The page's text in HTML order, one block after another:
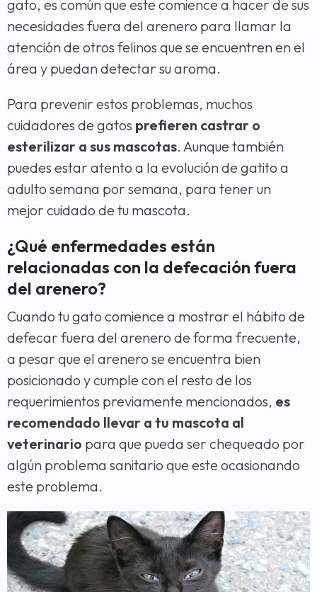
gato, es común que este comience a hacer de sus
necesidades fuera del arenero para llamar la
atención de otros felinos que se encuentren en el
área y puedan detectar su aroma.
Para prevenir estos problemas, muchos
cuidadores de gatos prefieren castrar o
esterilizar a sus mascotas. Aunque también
puedes estar atento a la evolución de gatito a
adulto semana por semana, para tener un
mejor cuidado de tu mascota.
¿Qué enfermedades están
relacionadas con la defecación fuera
del arenero?
Cuando tu gato comience a mostrar el hábito de
defecar fuera del arenero de forma frecuente,
a pesar que el arenero se encuentra bien
posicionado y cumple con el resto de los
requerimientos previamente mencionados, es
recomendado llevar a tu mascota al
veterinario para que pueda ser chequeado por
algún problema sanitario que este ocasionando
este problema.